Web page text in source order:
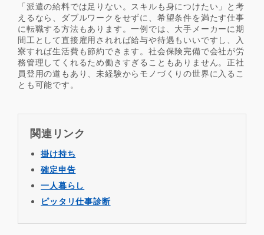
「派遣の給料では足りない。スキルも身につけたい」と考
えるなら、ダブルワークをせずに、希望条件を満たす仕事
に転職する方法もあります。一例では、大手メーカーに期
間工として直接雇用されれば給与や待遇もいいですし、入
寮すれば生活費も節約できます。社会保険完備で会社が労
務管理してくれるため働きすぎることもありません。正社
員登用の道もあり、未経験からモノづくりの世界に入るこ
とも可能です。
関連リンク
掛け持ち
確定申告
一人暮らし
ピッタリ仕事診断